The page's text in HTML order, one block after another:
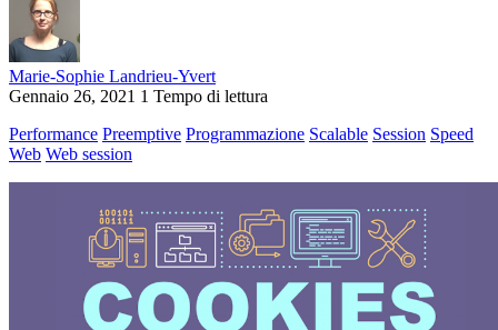
Marie-Sophie Landrieu-Yvert
Gennaio 26, 2021 1 Tempo di lettura
Performance Preemptive Programmazione Scalable Session Speed
Web Web session